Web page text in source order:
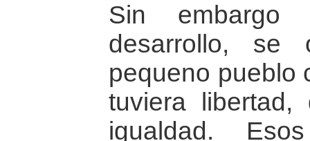
Sin embargo
desarrollo,
pequeno pueblo
tuviera libertad,
igualdad.